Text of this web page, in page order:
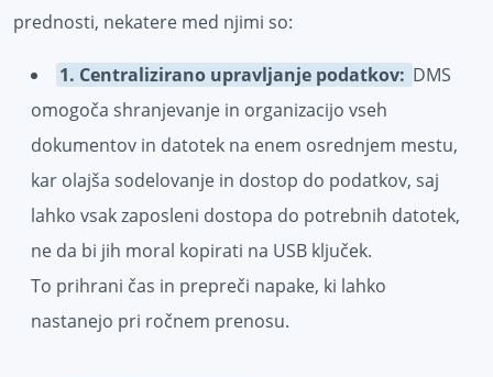
prednosti, nekatere med njimi so:
1. Centralizirano upravljanje podatkov: DMS
omogoča shranjevanje in organizacijo vseh
dokumentov in datotek na enem osrednjem mestu,
kar olajša sodelovanje in dostop do podatkov, saj
lahko vsak zaposleni dostopa do potrebnih datotek,
ne da bi jih moral kopirati na USB ključek.
To prihrani čas in prepreči napake, ki lahko
nastanejo pri ročnem prenosu.